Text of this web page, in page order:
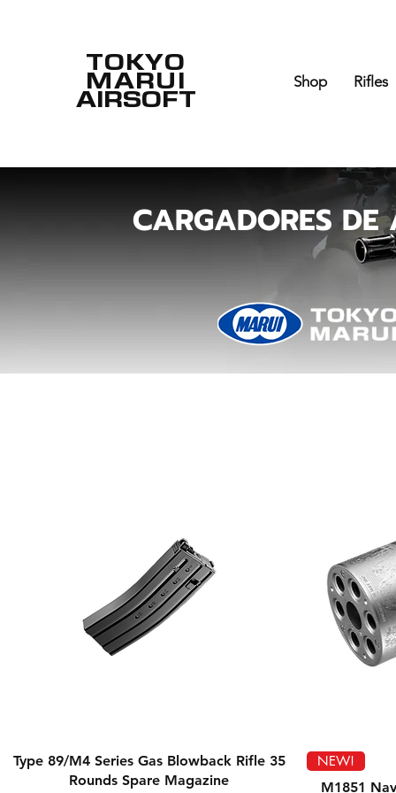
TOKYO
MARUI
AIRSOFT
Shop Rifles
CARGADORES DE
Vista rápida
Type 89/M4 Series Gas Blowback Rifle 35
Rounds Spare Magazine
NEW!
M1851